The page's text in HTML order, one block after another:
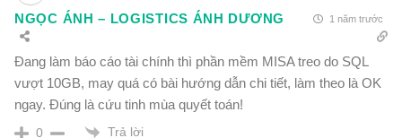
NGỌC ÁNH – LOGISTICS ÁNH DƯƠNG 1 năm trước
Đang làm báo cáo tài chính thì phần mềm MISA treo do SQL
vượt 10GB, may quá có bài hướng dẫn chi tiết, làm theo là OK
ngay. Đúng là cứu tinh mùa quyết toán!
0 Trả lời